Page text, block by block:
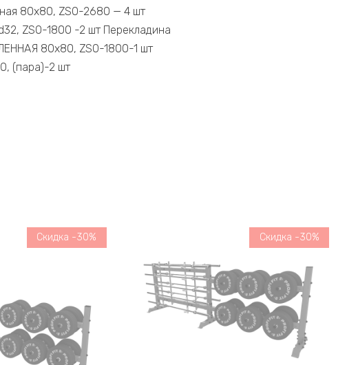
80х80, ZSO-2680 — 4 шт
ZSO-1800 -2 шт Перекладина
80х80, ZSO-1800-1 шт
(пара)-2 шт
Скидка -30% Скидка -30%